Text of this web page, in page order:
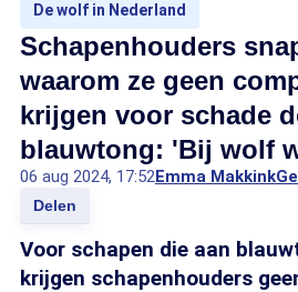
De wolf in Nederland
Schapenhouders
waarom ze geen
krijgen voor schade
blauwtong: 'Bij wolf
06 aug 2024, 17:52Emma Makkink
Delen
Voor schapen die aan
krijgen schapenhouders